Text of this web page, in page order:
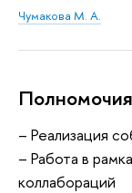
Чумакова М. А.
– Реализация
– Работа в
коллабораций